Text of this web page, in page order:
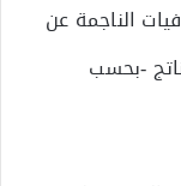
الناجمة عن
-بحسب